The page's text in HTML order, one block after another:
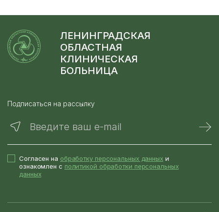
ЛЕНИНГРАДСКАЯ
ОБЛАСТНАЯ
КЛИНИЧЕСКАЯ
БОЛЬНИЦА
Подписаться на рассылку
Введите ваш e-mail
Согласен на обработку персональных данных и
ознакомлен с политикой обработки персональных
данных